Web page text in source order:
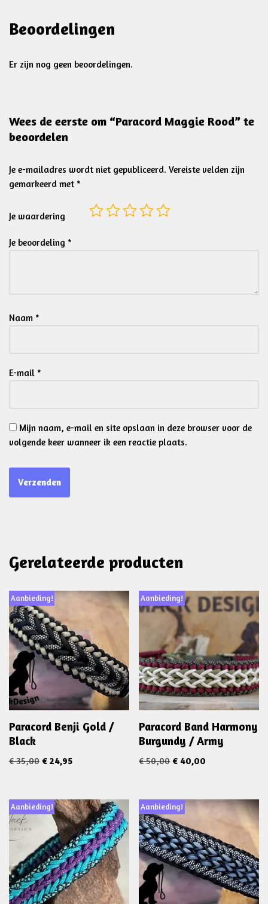
Beoordelingen
Er zijn nog geen beoordelingen.
Wees de eerste om “Paracord Maggie Rood” te
beoordelen
Je e-mailadres wordt niet gepubliceerd. Vereiste velden zijn
gemarkeerd met *
Je waardering
Je beoordeling *
Naam *
E-mail *
Mijn naam, e-mail en site opslaan in deze browser voor de
volgende keer wanneer ik een reactie plaats.
Gerelateerde producten
Aanbieding!
Paracord Benji Gold /
Black
€35,00 € 24,95
Aanbieding!
Paracord Band Harmony
Burgundy / Army
€50,00 € 40,00
Aanbieding! Aanbieding!